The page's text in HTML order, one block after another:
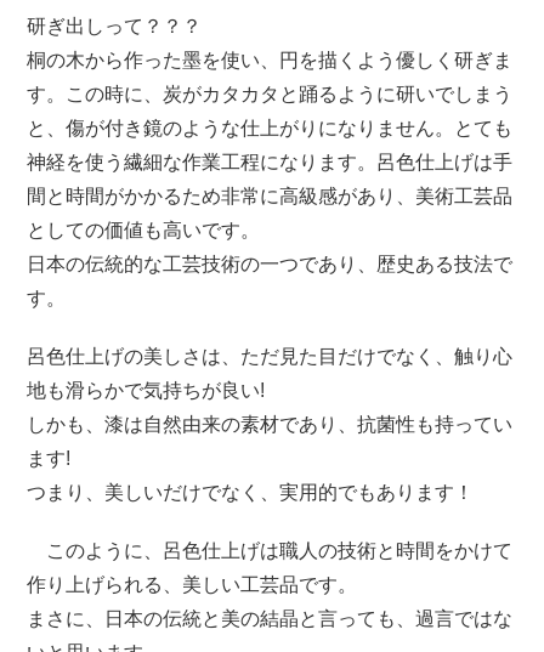
研ぎ出しって？？？
桐の木から作った墨を使い、円を描くよう優しく研ぎま
す。この時に、炭がカタカタと踊るように研いでしまう
と、傷が付き鏡のような仕上がりになりません。とても
神経を使う繊細な作業工程になります。呂色仕上げは手
間と時間がかかるため非常に高級感があり、美術工芸品
としての価値も高いです。
日本の伝統的な工芸技術の一つであり、歴史ある技法で
す。
呂色仕上げの美しさは、ただ見た目だけでなく、触り心
地も滑らかで気持ちが良い!
しかも、漆は自然由来の素材であり、抗菌性も持ってい
ます!
つまり、美しいだけでなく、実用的でもあります！
このように、呂色仕上げは職人の技術と時間をかけて
作り上げられる、美しい工芸品です。
まさに、日本の伝統と美の結晶と言っても、過言ではな